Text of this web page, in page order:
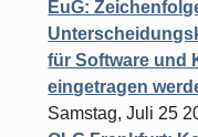
EuG:
für Software und
eingetragen
Samstag, Juli 25